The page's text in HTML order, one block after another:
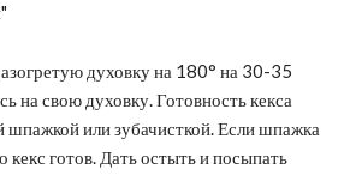
духовку на 180° на 30-35
на свою духовку. Готовность кекса
шпажкой или зубачисткой. Если шпажка
кекс готов. Дать остыть и посыпать